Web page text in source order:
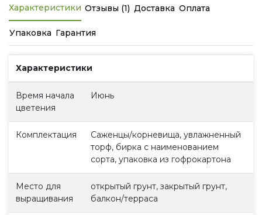
Характеристики Отзывы (1) Доставка Оплата
Упаковка Гарантия
Характеристики
Время начала
цветения
Июнь
Комплектация
Саженцы/корневища, увлажненный
торф, бирка с наименованием
сорта, упаковка из гофрокартона
Место для
выращивания
открытый грунт, закрытый грунт,
балкон/терраса